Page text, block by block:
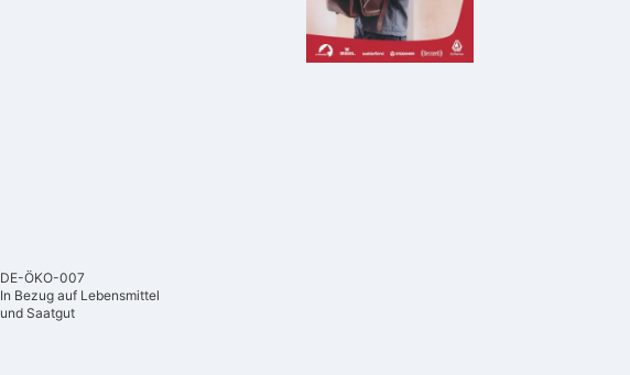
DE-ÖKO-007
In Bezug auf Lebensmittel
und Saatgut